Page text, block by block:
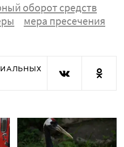
оборот средств
мера пресечения